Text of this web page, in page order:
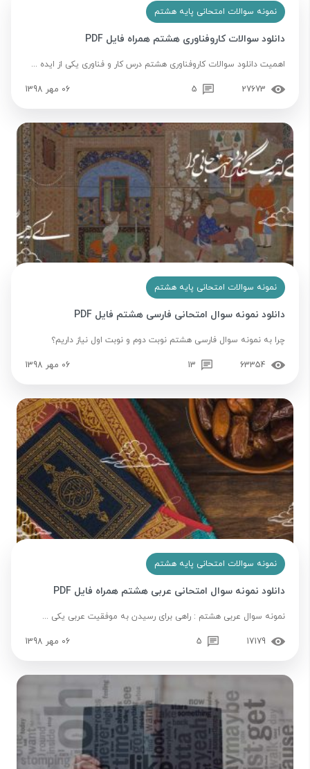
نمونه سوالات امتحانی پایه هشتم
دانلود سوالات کاروفناوری هشتم همراه فایل PDF
اهمیت دانلود سوالات کاروفناوری هشتم درس کار و فناوری یکی از ایده ...
27673
5 06 مهر 1398
نمونه سوالات امتحانی پایه هشتم
دانلود نمونه سوال امتحانی فارسی هشتم فایل PDF
چرا به نمونه سوال فارسی هشتم نوبت دوم و نوبت اول نیاز داریم؟
63354
13 06 مهر 1398
نمونه سوالات امتحانی پایه هشتم
دانلود نمونه سوال امتحانی عربی هشتم همراه فایل PDF
نمونه سوال عربی هشتم : راهی برای رسیدن به موفقیت عربی یکی ...
17179
5 06 مهر 1398